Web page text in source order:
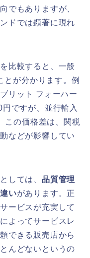
でもありますが、
ドでは顕著に現れ
比較すると、一般
とが分かります。例
リット フォーハー
ですが、並行輸入
この価格差は、関税
などが影響してい
しては、 品質管理
いがあります。正
ービスが充実して
よってサービスレ
できる販売店から
んどないというの